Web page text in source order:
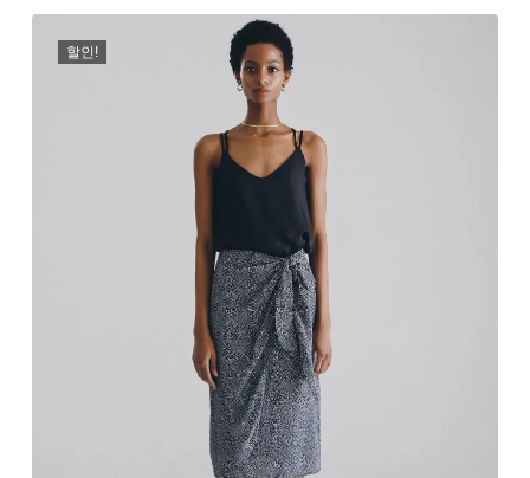
가
가
₩59,000.
할인!